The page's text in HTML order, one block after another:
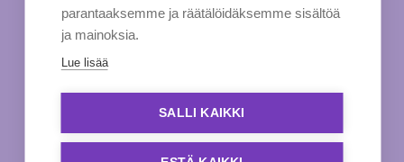
parantaaksemme ja räätälöidäksemme sisältöä
ja mainoksia.
Lue lisää
SALLI KAIKKI